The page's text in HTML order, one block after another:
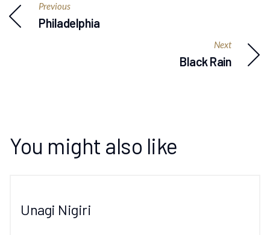
Previous
Philadelphia
Next
Black Rain
You might also like
Unagi Nigiri